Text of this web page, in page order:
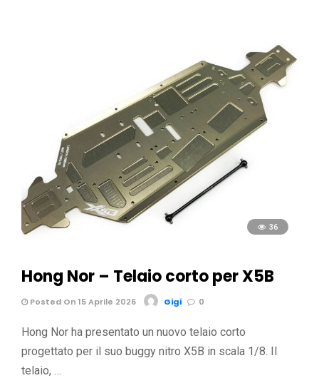
36
Hong Nor – Telaio corto per X5B
Posted On 15 Aprile 2026 Gigi 0
Hong Nor ha presentato un nuovo telaio corto
progettato per il suo buggy nitro X5B in scala 1/8. Il
telaio, …